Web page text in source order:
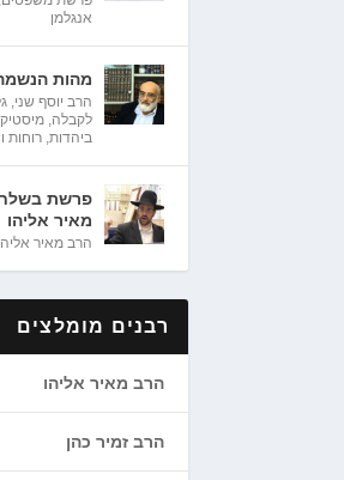
אנגלמן
מהות
הרב יוסף שני,
לקבלה,
ביהדות,רוחות
פרשת
מאיר אליהו
הרב מאיר
רבנים מומלצים
הרב מאיר אליהו
הרב זמיר כהן